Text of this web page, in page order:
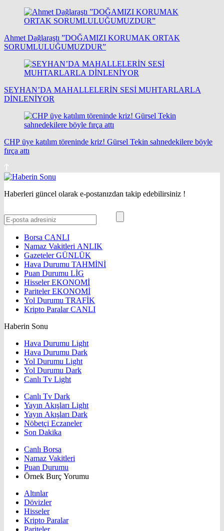
Ahmet Dağlaraştı ”DOĞAMIZI KORUMAK ORTAK
SORUMLULUĞUMUZDUR”
SEYHAN’DA MAHALLELERİN SESİ MUHTARLARLA
DİNLENİYOR
CHP üye katılım töreninde kriz! Gürsel Tekin sahnedekilere böyle
fırça attı
Haberleri güncel olarak e-postanızdan takip edebilirsiniz !
Borsa CANLI
Namaz Vakitleri ANLIK
GazetelerGÜNLÜK
Hava Durumu TAHMİNİ
Puan Durumu LİG
HisselerEKONOMİ
ParitelerEKONOMİ
Yol Durumu TRAFİK
Kripto ParalarCANLI
Haberin Sonu
Hava Durumu Light
Hava Durumu Dark
Yol Durumu Light
Yol Durumu Dark
Canlı Tv Light
Canlı Tv Dark
Yayın Akışları Light
Yayın Akışları Dark
Nöbetçi Eczaneler
Son Dakika
Canlı Borsa
Namaz Vakitleri
Puan Durumu
Örnek Burç Yorumu
Altınlar
Dövizler
Hisseler
Kripto Paralar
Pariteler